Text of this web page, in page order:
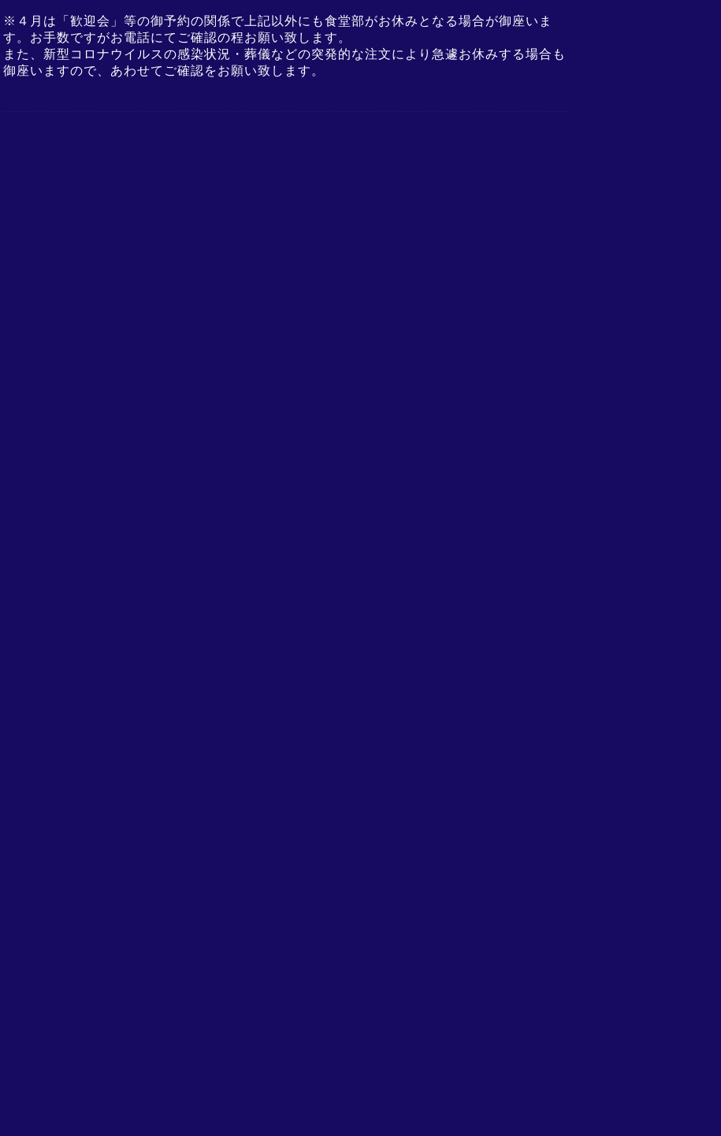
※４月は「歓迎会」等の御予約の関係で上記以外にも食堂部がお休みとなる場合が御座いま
す。お手数ですがお電話にてご確認の程お願い致します。
また、新型コロナウイルスの感染状況・葬儀などの突発的な注文により急遽お休みする場合 も
御座いますので、あわせてご確認をお願い致します。